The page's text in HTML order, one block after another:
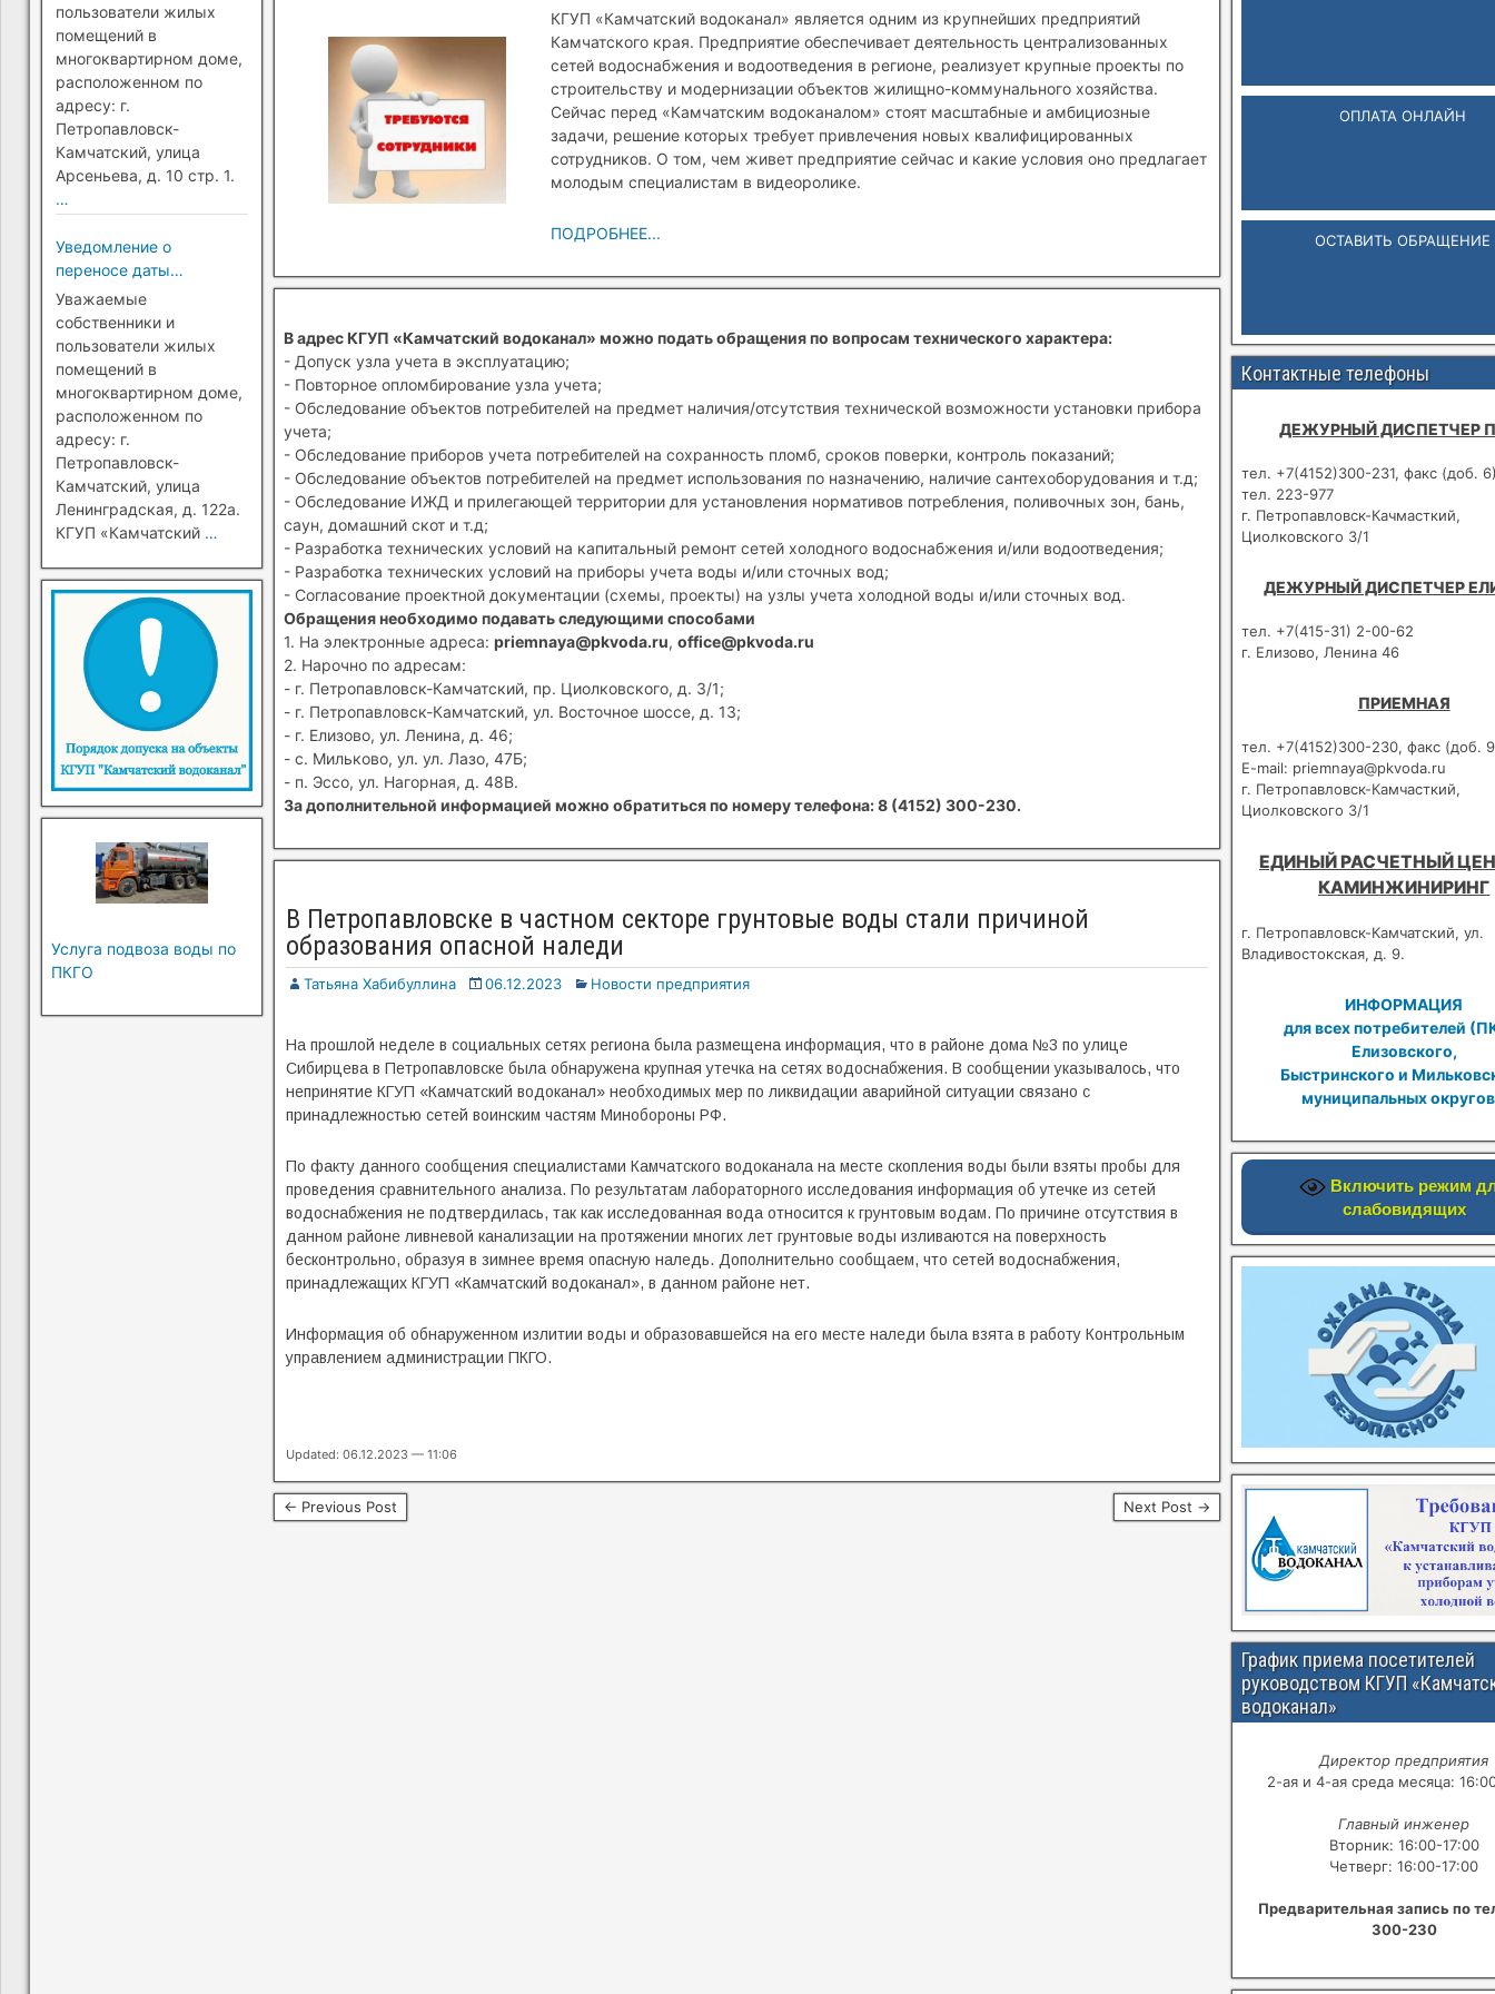
КГУП «Камчатский водоканал» является одним из крупнейших предприятий
Камчатского края. Предприятие обеспечивает деятельность централизованных
сетей водоснабжения и водоотведения в регионе, реализует крупные проекты по
строительству и модернизации объектов жилищно-коммунального хозяйства.
Сейчас перед «Камчатским водоканалом» стоят масштабные и амбициозные
задачи, решение которых требует привлечения новых квалифицированных
сотрудников. О том, чем живет предприятие сейчас и какие условия оно предлагает
молодым специалистам в видеоролике.
ПОДРОБНЕЕ...
В адрес КГУП «Камчатский водоканал» можно подать обращения по вопросам технического характера:
- Допуск узла учета в эксплуатацию;
- Повторное опломбирование узла учета;
- Обследование объектов потребителей на предмет наличия/отсутствия технической возможности установки прибора
учета;
- Обследование приборов учета потребителей на сохранность пломб, сроков поверки, контроль показаний;
- Обследование объектов потребителей на предмет использования по назначению, наличие сантехоборудования и т.д;
- Обследование ИЖД и прилегающей территории для установления нормативов потребления, поливочных зон, бань,
саун, домашний скот и т.д;
- Разработка технических условий на капитальный ремонт сетей холодного водоснабжения и/или водоотведения;
- Разработка технических условий на приборы учета воды и/или сточных вод;
- Согласование проектной документации (схемы, проекты) на узлы учета холодной воды и/или сточных вод.
Обращения необходимо подавать следующими способами
1. На электронные адреса: priemnaya@pkvoda.ru, office@pkvoda.ru
2. Нарочно по адресам:
- г. Петропавловск-Камчатский, пр. Циолковского, д. 3/1;
- г. Петропавловск-Камчатский, ул. Восточное шоссе, д. 13;
- г. Елизово, ул. Ленина, д. 46;
- с. Мильково, ул. ул. Лазо, 47Б;
- п. Эссо, ул. Нагорная, д. 48В.
За дополнительной информацией можно обратиться по номеру телефона: 8 (4152) 300-230.
В Петропавловске в частном секторе грунтовые воды стали причиной
образования опасной наледи
Татьяна Хабибуллина 06.12.2023 Новости предприятия
На прошлой неделе в социальных сетях региона была размещена информация, что в районе дома №3 по улице
Сибирцева в Петропавловске была обнаружена крупная утечка на сетях водоснабжения. В сообщении указывалось, что
непринятие КГУП «Камчатский водоканал» необходимых мер по ликвидации аварийной ситуации связано с
принадлежностью сетей воинским частям Минобороны РФ.
По факту данного сообщения специалистами Камчатского водоканала на месте скопления воды были взяты пробы для
проведения сравнительного анализа. По результатам лабораторного исследования информация об утечке из сетей
водоснабжения не подтвердилась, так как исследованная вода относится к грунтовым водам. По причине отсутствия в
данном районе ливневой канализации на протяжении многих лет грунтовые воды изливаются на поверхность
бесконтрольно, образуя в зимнее время опасную наледь. Дополнительно сообщаем, что сетей водоснабжения,
принадлежащих КГУП «Камчатский водоканал», в данном районе нет.
Информация об обнаруженном излитии воды и образовавшейся на его месте наледи была взята в работу Контрольным
управлением администрации ПКГО.
Updated: 06.12.2023 — 11:06
← Previous Post Next Post →
Петропавловск-
Камчатский)
пользователи жилых
помещений в
многоквартирном доме,
расположенном по
адресу: г.
Петропавловск-
Камчатский, улица
Арсеньева, д. 10 стр. 1.
…
Уведомление о
переносе даты
перехода на прямые
платежи (г.
Петропавловск-
Камчатский)
Уважаемые
собственники и
пользователи жилых
помещений в
многоквартирном доме,
расположенном по
адресу: г.
Петропавловск-
Камчатский, улица
Ленинградская, д. 122а.
КГУП «Камчатский …
Услуга подвоза воды по
ПКГО
ОПЛАТА ОНЛАЙН
ОСТАВИТЬ ОБРАЩЕНИЕ
Контактные телефоны
ДЕЖУРНЫЙ ДИСПЕТЧЕР
тел. +7(4152)300-231, факс (доб.
тел. 223-977
г. Петропавловск-Качмасткий,
Циолковского 3/1
ДЕЖУРНЫЙ ДИСПЕТЧЕР
тел. +7(415-31) 2-00-62
г. Елизово, Ленина 46
ПРИЕМНАЯ
тел. +7(4152)300-230, факс (доб.
E-mail: priemnaya@pkvoda.ru
г. Петропавловск-Камчасткий,
Циолковского 3/1
ЕДИНЫЙ РАСЧЕТНЫЙ
КАМИНЖИНИРИНГ
г. Петропавловск-Камчатский, ул.
Владивостокская, д. 9.
ИНФОРМАЦИЯ
для всех потребителей
Елизовского,
Быстринского и
муниципальных
Включить режим
слабовидящих
График приема посетителей
руководством КГУП
водоканал»
Директор предприятия
2-ая и 4-ая среда месяца:
Главный инженер
Вторник: 16:00-17:00
Четверг: 16:00-17:00
Предварительная запись по
300-230